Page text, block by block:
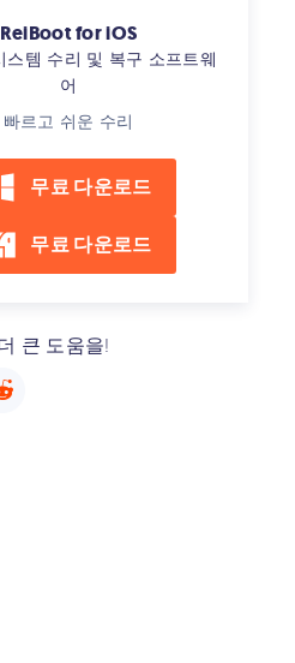
ReiBoot for iOS
스템 수리 및 복구 소프트웨
어
빠르고 쉬운 수리
무료 다운로드
무료 다운로드
큰 도움을!